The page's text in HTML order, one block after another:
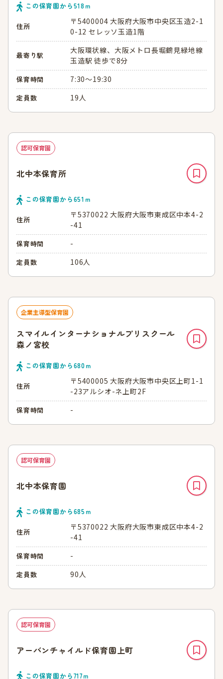
この保育園から518ｍ
住所
〒5400004 大阪府大阪市中央区玉造2-1
0-12 セレッソ玉造1階
最寄り駅
大阪環状線、大阪メトロ長堀鶴見緑地線
玉造駅 徒歩で8分
保育時間 7:30～19:30
定員数 19人
認可保育園
北中本保育所
この保育園から651 ｍ
住所
〒5370022 大阪府大阪市東成区中本4-2
-41
保育時間 -
定員数 106人
企業主導型保育園
スマイルインターナショナルプリスクール
森ノ宮校
この保育園から680ｍ
住所
〒5400005 大阪府大阪市中央区上町1-1
-23アルシオ-ネ上町2F
保育時間 -
認可保育園
北中本保育園
この保育園から685ｍ
住所
〒5370022 大阪府大阪市東成区中本4-2
-41
保育時間 -
定員数 90人
認可保育園
アーバンチャイルド保育園上町
この保育園から717ｍ